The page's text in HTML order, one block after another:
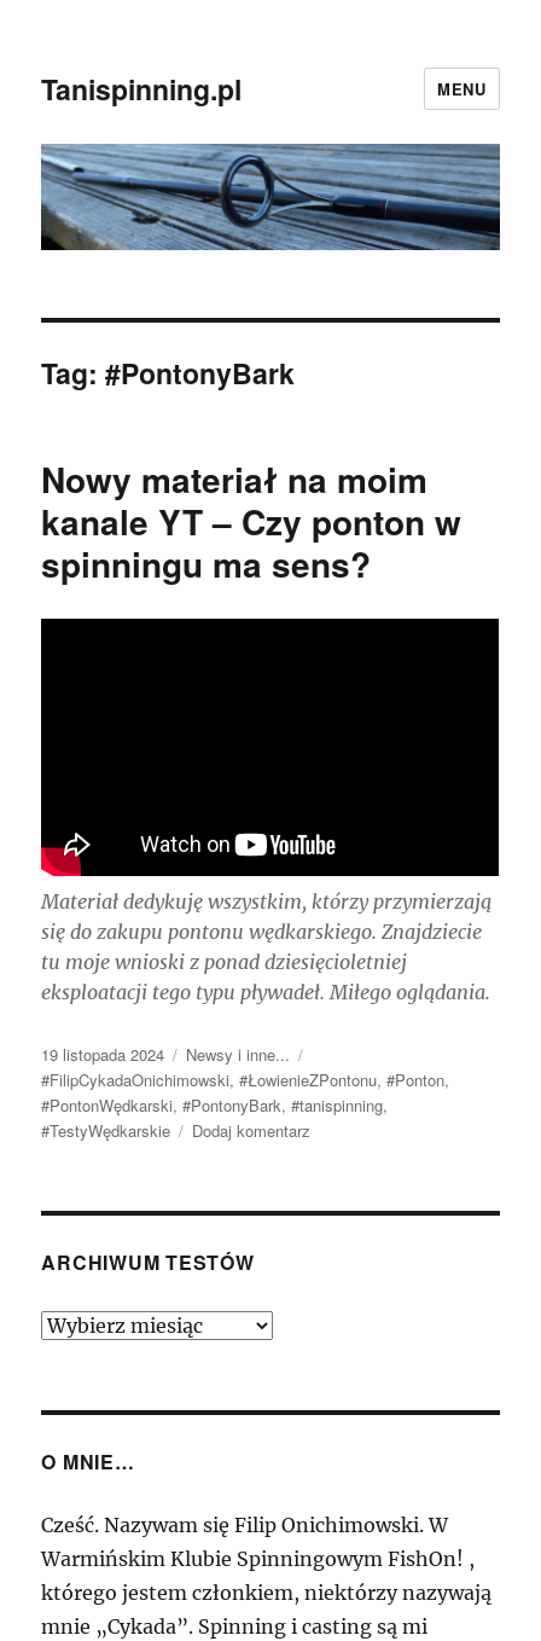
Tanispinning.pl MENU
Tag:#PontonyBark
Nowy materiał na moim
kanale YT – Czy ponton w
spinningu ma sens?
Materiał dedykuję wszystkim, którzy przymierzają
się do zakupu pontonu wędkarskiego. Znajdziecie
tu moje wnioski z ponad dziesięcioletniej
eksploatacji tego typu pływadeł. Miłego oglądania.
Data
publikacji
19 listopada 2024 Kategorie
Newsy i inne...
#FilipCykadaOnichimowski,#ŁowienieZPontonu,#Ponton,
#PontonWędkarski,#PontonyBark,#tanispinning,
#TestyWędkarskie
Dodaj komentarz
na
spinningu
ARCHIWUM TESTÓW
Archiwum
O MNIE…
Cześć. Nazywam się Filip Onichimowski. W
Warmińskim Klubie Spinningowym FishOn! ,
którego jestem członkiem, niektórzy nazywają
mnie „Cykada”. Spinning i casting są mi